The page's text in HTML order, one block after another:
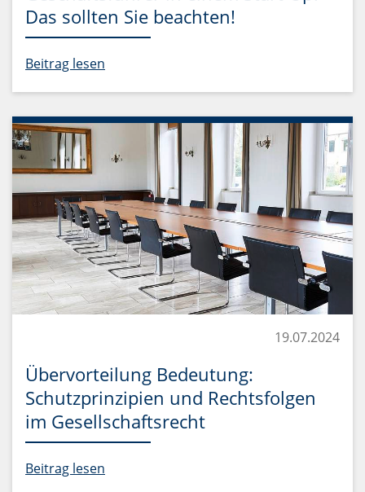
Das sollten Sie beachten!
Beitrag lesen
19.07.2024
Übervorteilung Bedeutung:
Schutzprinzipien und Rechtsfolgen
im Gesellschaftsrecht
Beitrag lesen